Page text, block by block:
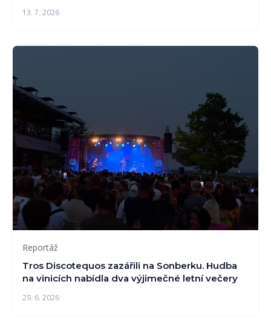
13. 7. 2026
Reportáž
Tros Discotequos zazářili na Sonberku. Hudba
na vinicích nabídla dva výjimečné letní večery
29. 6. 2026